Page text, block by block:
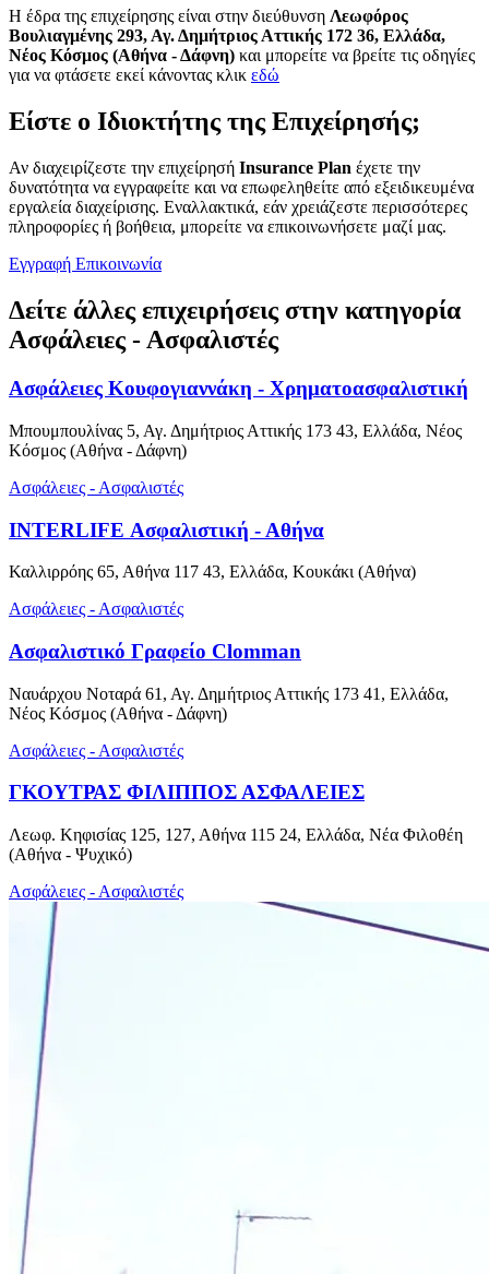
H έδρα της επιχείρησης είναι στην διεύθυνση Λεωφόρος
Βουλιαγμένης 293, Αγ. Δημήτριος Αττικής 172 36, Ελλάδα,
Νέος Κόσμος (Αθήνα - Δάφνη) και μπορείτε να βρείτε τις οδηγίες
για να φτάσετε εκεί κάνοντας κλικ εδώ
Είστε ο Ιδιοκτήτης της Επιχείρησής;
Αν διαχειρίζεστε την επιχείρησή Insurance Plan έχετε την
δυνατότητα να εγγραφείτε και να επωφεληθείτε από εξειδικευμένα
εργαλεία διαχείρισης. Εναλλακτικά, εάν χρειάζεστε περισσότερες
πληροφορίες ή βοήθεια, μπορείτε να επικοινωνήσετε μαζί μας.
Εγγραφή Επικοινωνία
Δείτε άλλες επιχειρήσεις στην κατηγορία
Ασφάλειες - Ασφαλιστές
Ασφάλειες Κουφογιαννάκη - Χρηματοασφαλιστική
Μπουμπουλίνας 5, Αγ. Δημήτριος Αττικής 173 43, Ελλάδα, Νέος
Κόσμος (Αθήνα - Δάφνη)
Ασφάλειες - Ασφαλιστές
INTERLIFE Ασφαλιστική - Αθήνα
Καλλιρρόης 65, Αθήνα 117 43, Ελλάδα, Κουκάκι (Αθήνα)
Ασφάλειες - Ασφαλιστές
Ασφαλιστικό Γραφείο Clomman
Ναυάρχου Νοταρά 61, Αγ. Δημήτριος Αττικής 173 41, Ελλάδα,
Νέος Κόσμος (Αθήνα - Δάφνη)
Ασφάλειες - Ασφαλιστές
ΓΚΟΥΤΡΑΣ ΦΙΛΙΠΠΟΣ ΑΣΦΑΛΕΙΕΣ
Λεωφ. Κηφισίας 125, 127, Αθήνα 115 24, Ελλάδα, Νέα Φιλοθέη
(Αθήνα - Ψυχικό)
Ασφάλειες - Ασφαλιστές